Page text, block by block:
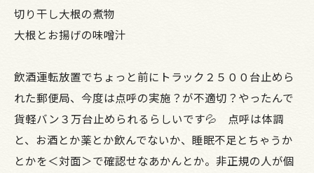
切り干し大根の煮物
大根とお揚げの味噌汁
飲酒運転放置でちょっと前にトラック２５００台止めら
れた郵便局、今度は点呼の実施？が不適切？やったんで
貨軽バン３万台止められるらしいです💦 点呼は体調
と、お酒とか薬とか飲んでないか、睡眠不足とちゃうか
とかを＜対面＞で確認せなあかんとか。非正規の人が個